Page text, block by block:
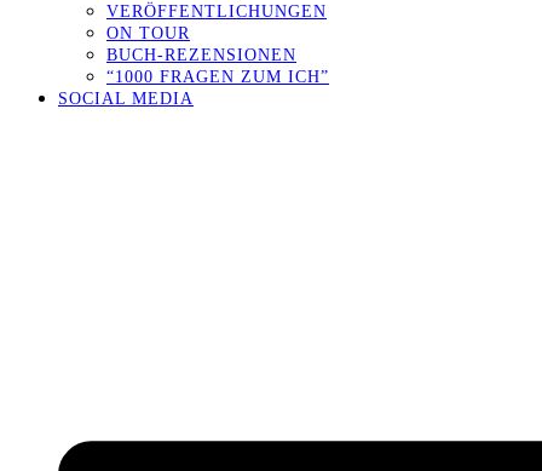
VERÖFFENTLICHUNGEN
ON TOUR
BUCH-REZENSIONEN
“1000 FRAGEN ZUM ICH”
SOCIAL MEDIA